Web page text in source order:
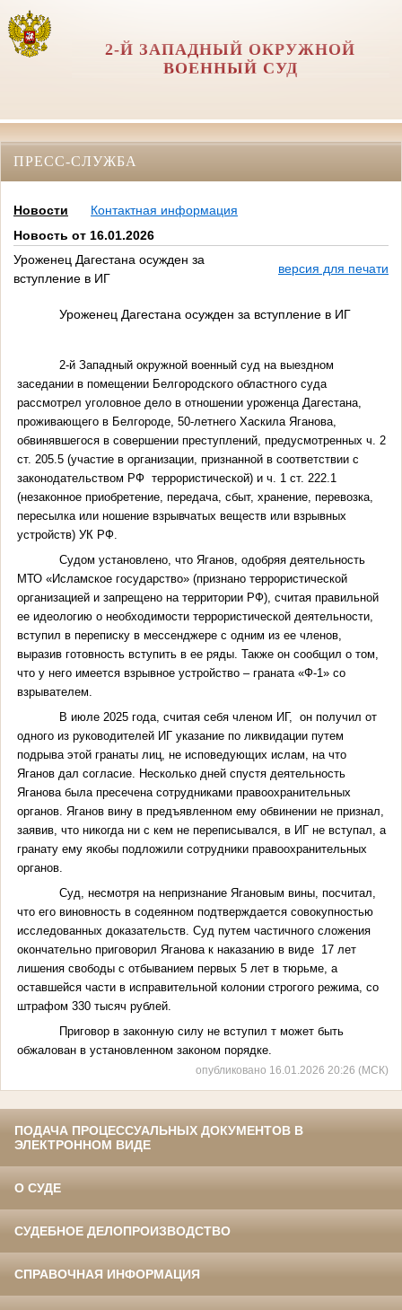
2-Й ЗАПАДНЫЙ ОКРУЖНОЙ
ВОЕННЫЙ СУД
ПРЕСС-СЛУЖБА
Новости
Контактная информация
Новость от 16.01.2026
Уроженец Дагестана осужден за
вступление в ИГ
версия для печати
Уроженец Дагестана осужден за вступление в ИГ
2-й Западный окружной военный суд на выездном
заседании в помещении Белгородского областного суда
рассмотрел уголовное дело в отношении уроженца Дагестана,
проживающего в Белгороде, 50-летнего Хаскила Яганова,
обвинявшегося в совершении преступлений, предусмотренных ч. 2
ст. 205.5 (участие в организации, признанной в соответствии с
законодательством РФ террористической) и ч. 1 ст. 222.1
(незаконное приобретение, передача, сбыт, хранение, перевозка,
пересылка или ношение взрывчатых веществ или взрывных
устройств) УК РФ.
Судом установлено, что Яганов, одобряя деятельность
МТО «Исламское государство» (признано террористической
организацией и запрещено на территории РФ), считая правильной
ее идеологию о необходимости террористической деятельности,
вступил в переписку в мессенджере с одним из ее членов,
выразив готовность вступить в ее ряды. Также он сообщил о том,
что у него имеется взрывное устройство – граната «Ф-1» со
взрывателем.
В июле 2025 года, считая себя членом ИГ, он получил от
одного из руководителей ИГ указание по ликвидации путем
подрыва этой гранаты лиц, не исповедующих ислам, на что
Яганов дал согласие. Несколько дней спустя деятельность
Яганова была пресечена сотрудниками правоохранительных
органов. Яганов вину в предъявленном ему обвинении не признал,
заявив, что никогда ни с кем не переписывался, в ИГ не вступал, а
гранату ему якобы подложили сотрудники правоохранительных
органов.
Суд, несмотря на непризнание Ягановым вины, посчитал,
что его виновность в содеянном подтверждается совокупностью
исследованных доказательств. Суд путем частичного сложения
окончательно приговорил Яганова к наказанию в виде 17 лет
лишения свободы с отбыванием первых 5 лет в тюрьме, а
оставшейся части в исправительной колонии строгого режима, со
штрафом 330 тысяч рублей.
Приговор в законную силу не вступил т может быть
обжалован в установленном законом порядке.
опубликовано 16.01.2026 20:26 (МСК)
ПОДАЧА ПРОЦЕССУАЛЬНЫХ ДОКУМЕНТОВ В
ЭЛЕКТРОННОМ ВИДЕ
О СУДЕ
СУДЕБНОЕ ДЕЛОПРОИЗВОДСТВО
СПРАВОЧНАЯ ИНФОРМАЦИЯ